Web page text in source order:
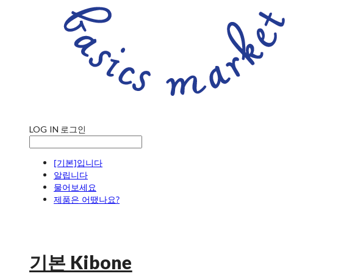
LOG IN 로그인
[기본]입니다
알립니다
물어보세요
제품은 어땠나요?
기본 Kibone